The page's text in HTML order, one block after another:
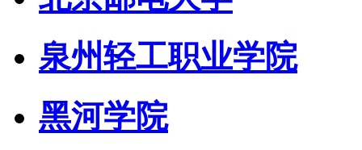
泉州轻工职业学院
黑河学院